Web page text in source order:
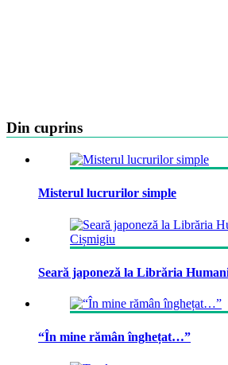
Din cuprins
Misterul lucrurilor simple
Seară japoneză la Librăria
“În mine rămân înghețat…”